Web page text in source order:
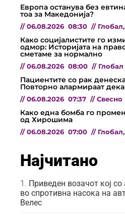
Европа останува без
тоа за Македонија?
// 06.08.2026 08:30 // Глобал,
Како социјалистите го
одмор: Историјата на
сметаме за нормално
// 06.08.2026 08:00 // Глобал
Пациентите со рак
Повторно алармираат
// 06.08.2026 07:37 // Свесно
Како една бомба го
од Хирошима
// 06.08.2026 07:00 // Глобал,
Најчитано
Приведен возачот кој
во спротивна насока на
Велес